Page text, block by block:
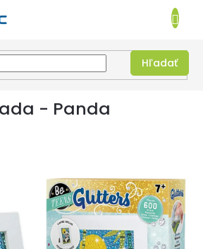
Hľadať
KOŠÍK
- Panda